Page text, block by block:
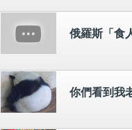
俄羅斯「食
你們看到我